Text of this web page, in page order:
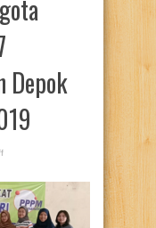
Depok
on
Office
untuk
Meningkatkan
Kemampuan
dalam